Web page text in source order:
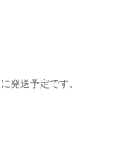
発送予定です。